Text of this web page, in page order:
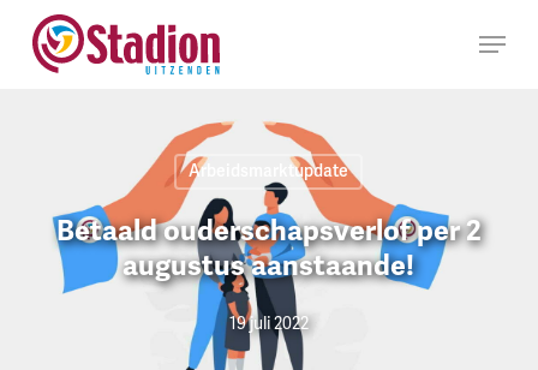
naar
hoofdinhoud
Menu
Arbeidsmarktupdate
Betaald ouderschapsverlof per 2
augustus aanstaande!
19 juli 2022